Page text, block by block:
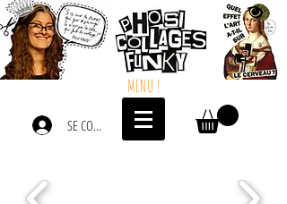
MENU !
SE CONNECTER